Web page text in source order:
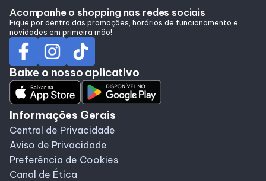
Acompanhe o shopping nas redes sociais
Fique por dentro das promoções, horários de funcionamento e
novidades em primeira mão!
Baixe o nosso aplicativo
Informações Gerais
Central de Privacidade
Aviso de Privacidade
Preferência de Cookies
Canal de Ética